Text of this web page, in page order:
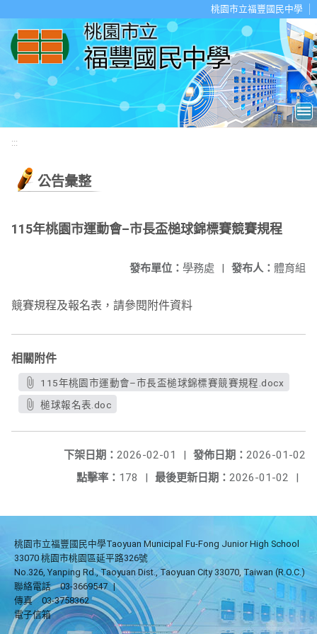
桃園市立福豐國民中學
:::
公告彙整
115年桃園市運動會–市長盃槌球錦標賽競賽規程
發布人： 體育組
發布單位： 學務處 |
競賽規程及報名表，請參閱附件資料
相關附件
115年桃園市運動會–市長盃槌球錦標賽競賽規程.docx
槌球報名表.doc
發佈日期： 2026-01-02
下架日期： 2026-02-01
|
最後更新日期： 2026-01-02 |
點擊率： 178 |
桃園市立福豐國民中學Taoyuan Municipal Fu-Fong Junior High School
33070 桃園市桃園區延平路326號
No.326, Yanping Rd., Taoyuan Dist., Taoyuan City 33070, Taiwan (R.O.C.)
聯絡電話
03-3669547 |
傳真
03-3758362
電子信箱